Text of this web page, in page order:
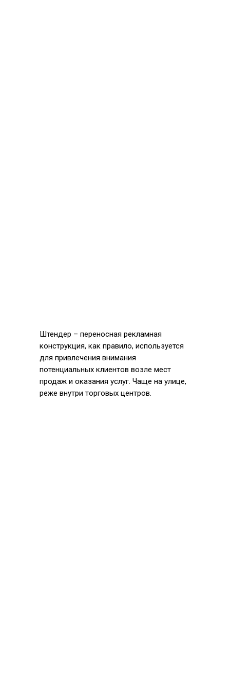
Штендер – переносная рекламная
конструкция, как правило, используется
для привлечения внимания
потенциальных клиентов возле мест
продаж и оказания услуг. Чаще на улице,
реже внутри торговых центров.